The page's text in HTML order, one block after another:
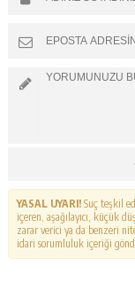
YASAL UYARI!Suç teşkil
içeren, aşağılayıcı, küçük
zarar verici ya da benzeri
idari sorumluluk içeriği